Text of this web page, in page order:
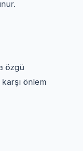
özgü
önlem